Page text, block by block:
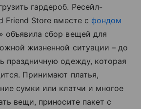
гардероб. Ресейл-
Friend Store вместе с фондом
объявила сбор вещей для
жизненной ситуации – до
праздничную одежду, которая
Принимают платья,
сумки или клатчи и многое
вещи, приносите пакет с